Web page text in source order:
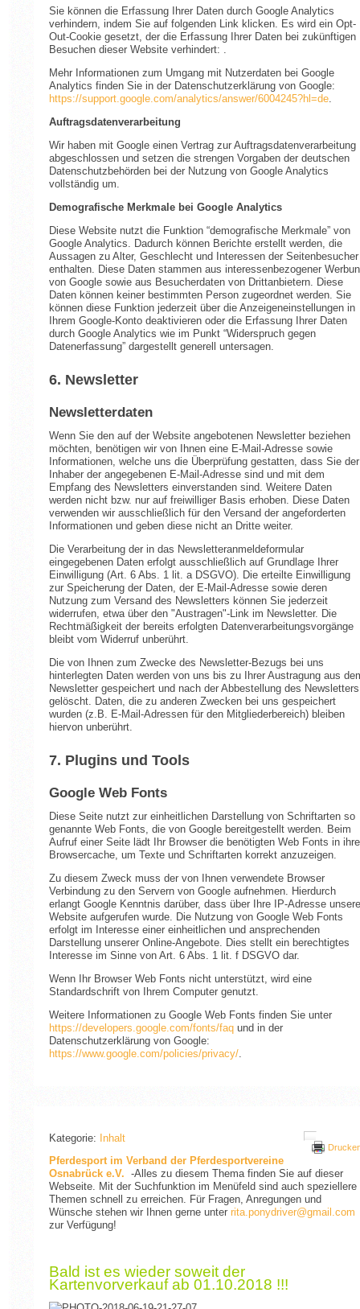
Sie können die Erfassung Ihrer Daten durch Google Analytics
verhindern, indem Sie auf folgenden Link klicken. Es wird ein Opt-
Out-Cookie gesetzt, der die Erfassung Ihrer Daten bei zukünftigen
Besuchen dieser Website verhindert: .
Mehr Informationen zum Umgang mit Nutzerdaten bei Google
Analytics finden Sie in der Datenschutzerklärung von Google:
https://support.google.com/analytics/answer/6004245?hl=de.
Auftragsdatenverarbeitung
Wir haben mit Google einen Vertrag zur Auftragsdatenverarbeitung
abgeschlossen und setzen die strengen Vorgaben der deutschen
Datenschutzbehörden bei der Nutzung von Google Analytics
vollständig um.
Demografische Merkmale bei Google Analytics
Diese Website nutzt die Funktion “demografische Merkmale” von
Google Analytics. Dadurch können Berichte erstellt werden, die
Aussagen zu Alter, Geschlecht und Interessen der Seitenbesucher
enthalten. Diese Daten stammen aus interessenbezogener
von Google sowie aus Besucherdaten von Drittanbietern. Diese
Daten können keiner bestimmten Person zugeordnet werden. Sie
können diese Funktion jederzeit über die Anzeigeneinstellungen in
Ihrem Google-Konto deaktivieren oder die Erfassung Ihrer Daten
durch Google Analytics wie im Punkt “Widerspruch gegen
Datenerfassung” dargestellt generell untersagen.
6. Newsletter
Newsletterdaten
Wenn Sie den auf der Website angebotenen Newsletter beziehen
möchten, benötigen wir von Ihnen eine E-Mail-Adresse sowie
Informationen, welche uns die Überprüfung gestatten, dass Sie der
Inhaber der angegebenen E-Mail-Adresse sind und mit dem
Empfang des Newsletters einverstanden sind. Weitere Daten
werden nicht bzw. nur auf freiwilliger Basis erhoben. Diese Daten
verwenden wir ausschließlich für den Versand der angeforderten
Informationen und geben diese nicht an Dritte weiter.
Die Verarbeitung der in das Newsletteranmeldeformular
eingegebenen Daten erfolgt ausschließlich auf Grundlage Ihrer
Einwilligung (Art. 6 Abs. 1 lit. a DSGVO). Die erteilte Einwilligung
zur Speicherung der Daten, der E-Mail-Adresse sowie deren
Nutzung zum Versand des Newsletters können Sie jederzeit
widerrufen, etwa über den "Austragen"-Link im Newsletter. Die
Rechtmäßigkeit der bereits erfolgten Datenverarbeitungsvorgänge
bleibt vom Widerruf unberührt.
Die von Ihnen zum Zwecke des Newsletter-Bezugs bei uns
hinterlegten Daten werden von uns bis zu Ihrer Austragung aus
Newsletter gespeichert und nach der Abbestellung des Newsletters
gelöscht. Daten, die zu anderen Zwecken bei uns gespeichert
wurden (z.B. E-Mail-Adressen für den Mitgliederbereich) bleiben
hiervon unberührt.
7. Plugins und Tools
Google Web Fonts
Diese Seite nutzt zur einheitlichen Darstellung von Schriftarten so
genannte Web Fonts, die von Google bereitgestellt werden. Beim
Aufruf einer Seite lädt Ihr Browser die benötigten Web Fonts in
Browsercache, um Texte und Schriftarten korrekt anzuzeigen.
Zu diesem Zweck muss der von Ihnen verwendete Browser
Verbindung zu den Servern von Google aufnehmen. Hierdurch
erlangt Google Kenntnis darüber, dass über Ihre IP-Adresse unsere
Website aufgerufen wurde. Die Nutzung von Google Web Fonts
erfolgt im Interesse einer einheitlichen und ansprechenden
Darstellung unserer Online-Angebote. Dies stellt ein berechtigtes
Interesse im Sinne von Art. 6 Abs. 1 lit. f DSGVO dar.
Wenn Ihr Browser Web Fonts nicht unterstützt, wird eine
Standardschrift von Ihrem Computer genutzt.
Weitere Informationen zu Google Web Fonts finden Sie unter
https://developers.google.com/fonts/faqund in der
Datenschutzerklärung von Google:
https://www.google.com/policies/privacy/.
Kategorie: Inhalt
Pferdesport im Verband der Pferdesportvereine
Osnabrück e.V. -Alles zu diesem Thema finden Sie auf dieser
Webseite. Mit der Suchfunktion im Menüfeld sind auch speziellere
Themen schnell zu erreichen. Für Fragen, Anregungen und
Wünsche stehen wir Ihnen gerne unter rita.ponydriver@gmail.com
zur Verfügung!
Bald ist es wieder soweit der
Kartenvorverkauf ab 01.10.2018 !!!